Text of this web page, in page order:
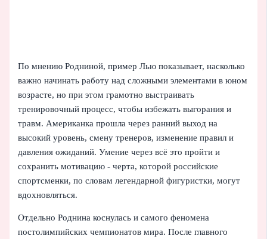
По мнению Родниной, пример Лью показывает, насколько
важно начинать работу над сложными элементами в юном
возрасте, но при этом грамотно выстраивать
тренировочный процесс, чтобы избежать выгорания и
травм. Американка прошла через ранний выход на
высокий уровень, смену тренеров, изменение правил и
давления ожиданий. Умение через всё это пройти и
сохранить мотивацию - черта, которой российские
спортсменки, по словам легендарной фигуристки, могут
вдохновляться.
Отдельно Роднина коснулась и самого феномена
постолимпийских чемпионатов мира. После главного